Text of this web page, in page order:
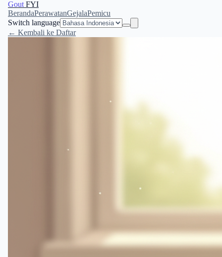
Gout FYI
BerandaPerawatanGejalaPemicu
Switch language
← Kembali ke Daftar